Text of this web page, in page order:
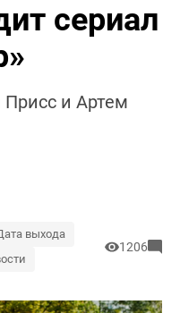
сериал
Присс и Артем
выхода
1206